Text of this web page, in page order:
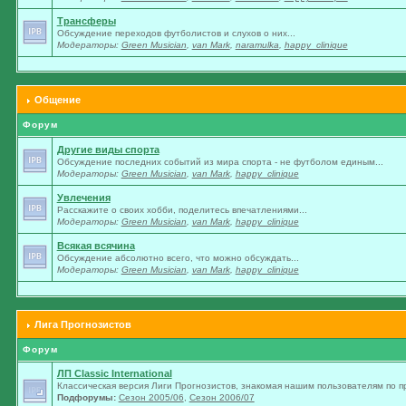
Трансферы
Обсуждение переходов футболистов и слухов о них...
Модераторы: Green Musician van Mark, naramulka happy_clinique
Общение
Форум
Другие виды спорта
Обсуждение последних событий из мира спорта - не футболом единым...
Модераторы: Green Musician van Mark, happy_clinique
Увлечения
Расскажите о своих хобби, поделитесь впечатлениями...
Модераторы: Green Musician van Mark, happy_clinique
Всякая всячина
Обсуждение абсолютно всего, что можно обсуждать...
Модераторы: Green Musician van Mark, happy_clinique
Лига Прогнозистов
Форум
ЛП Classic International
Классическая версия Лиги Прогнозистов, знакомая нашим пользователям по
Подфорумы: Сезон 2005/06
Сезон 2006/07